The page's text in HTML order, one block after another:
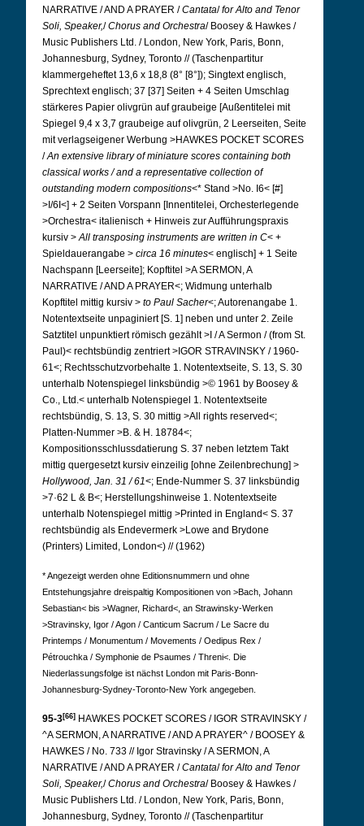
NARRATIVE / AND A PRAYER /Cantata/for Alto and Tenor
Soli, Speaker,/Chorus and Orchestra/ Boosey & Hawkes /
Music Publishers Ltd. / London, New York, Paris, Bonn,
Johannesburg, Sydney, Toronto // (Taschenpartitur
klammergeheftet 13,6 x 18,8 (8° [8°]); Singtext englisch,
Sprechtext englisch; 37 [37] Seiten + 4 Seiten Umschlag
stärkeres Papier olivgrün auf graubeige [Außentitelei mit
Spiegel 9,4 x 3,7 graubeige auf olivgrün, 2 Leerseiten, Seite
mit verlagseigener Werbung >HAWKES POCKET SCORES
/An extensive library of miniature scores containing both
classical works / and a representative collection of
outstanding modern compositions<* Stand >No. I6< [#]
>I/6I<] + 2 Seiten Vorspann [Innentitelei, Orchesterlegende
>Orchestra< italienisch + Hinweis zur Aufführungspraxis
kursiv >All transposing instruments are written in C< +
Spieldauerangabe > circa 16 minutes< englisch] + 1 Seite
Nachspann [Leerseite]; Kopftitel >A SERMON, A
NARRATIVE / AND A PRAYER<; Widmung unterhalb
Kopftitel mittig kursiv > to Paul Sacher<; Autorenangabe 1.
Notentextseite unpaginiert [S. 1] neben und unter 2. Zeile
Satztitel unpunktiert römisch gezählt >I / A Sermon / (from St.
Paul)< rechtsbündig zentriert >IGOR STRAVINSKY / 1960-
61<; Rechtsschutzvorbehalte 1. Notentextseite, S. 13, S. 30
unterhalb Notenspiegel linksbündig >© 1961 by Boosey &
Co., Ltd.< unterhalb Notenspiegel 1. Notentextseite
rechtsbündig, S. 13, S. 30 mittig >All rights reserved<;
Platten-Nummer >B. & H. 18784<;
Kompositionsschlussdatierung S. 37 neben letztem Takt
mittig quergesetzt kursiv einzeilig [ohne Zeilenbrechung] >
Hollywood, Jan. 31 / 61<; Ende-Nummer S. 37 linksbündig
>7·62 L & B<; Herstellungshinweise 1. Notentextseite
unterhalb Notenspiegel mittig >Printed in England< S. 37
rechtsbündig als Endevermerk >Lowe and Brydone
(Printers) Limited, London<) // (1962)
* Angezeigt werden ohne Editionsnummern und ohne
Entstehungsjahre dreispaltig Kompositionen von >Bach, Johann
Sebastian< bis >Wagner, Richard<, an Strawinsky-Werken
>Stravinsky, Igor / Agon / Canticum Sacrum / Le Sacre du
Printemps / Monumentum / Movements / Oedipus Rex /
Pétrouchka / Symphonie de Psaumes / Threni<. Die
Niederlassungsfolge ist nächst London mit Paris-Bonn-
Johannesburg-Sydney-Toronto-New York angegeben.
95-3[66] HAWKES POCKET SCORES / IGOR STRAVINSKY /
^A SERMON, A NARRATIVE / AND A PRAYER^ / BOOSEY &
HAWKES / No. 733 // Igor Stravinsky / A SERMON, A
NARRATIVE / AND A PRAYER /Cantata/for Alto and Tenor
Soli, Speaker,/Chorus and Orchestra/ Boosey & Hawkes /
Music Publishers Ltd. / London, New York, Paris, Bonn,
Johannesburg, Sydney, Toronto // (Taschenpartitur